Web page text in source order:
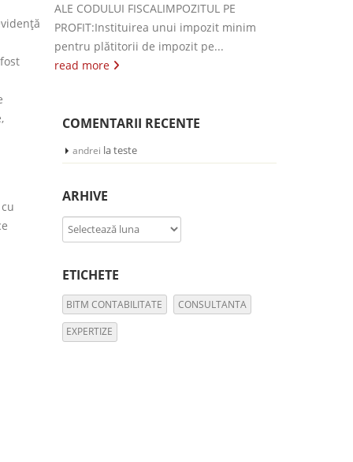
ALE CODULUI FISCALIMPOZITUL PE
PROFIT:Instituirea unui impozit minim
pentru plătitorii de impozit pe...
read more
COMENTARII RECENTE
andrei lateste
ARHIVE
Arhive
ETICHETE
BITM CONTABILITATE CONSULTANTA
EXPERTIZE